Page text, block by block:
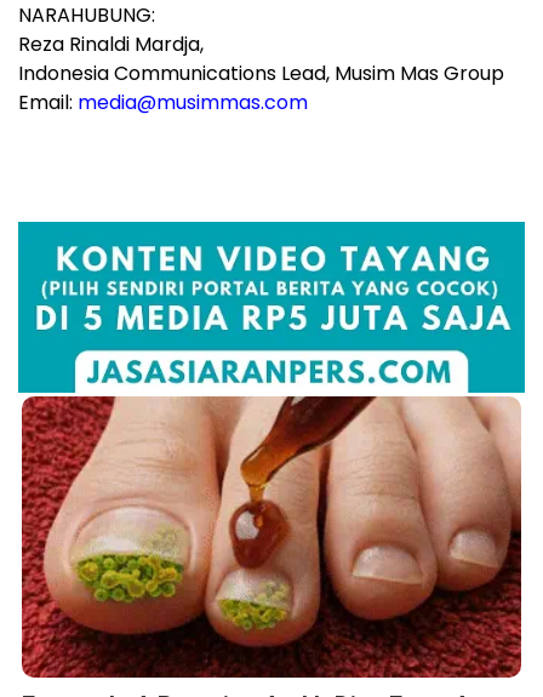
NARAHUBUNG:
Reza Rinaldi Mardja,
Indonesia Communications Lead, Musim Mas Group
Email: media@musimmas.com